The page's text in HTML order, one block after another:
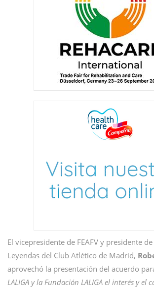
El vicepresidente de FEAFV y presidente
Leyendas del Club Atlético de Madrid,
aprovechó la presentación del acuerdo
LALIGA y la Fundación LALIGA el interés y el